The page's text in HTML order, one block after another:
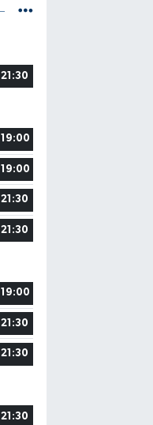
21:30
19:00
19:00
21:30
21:30
19:00
21:30
21:30
21:30